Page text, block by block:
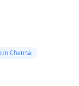
in Chennai